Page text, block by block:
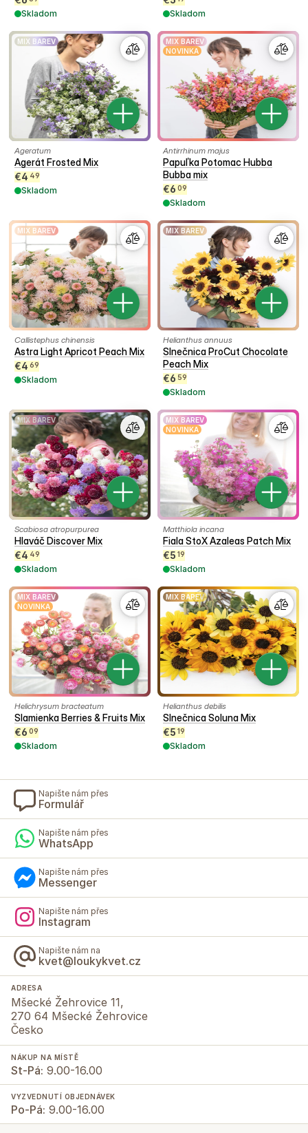
Skladom Skladom
MIX BAREV
Ageratum
Agerát Frosted Mix
€4 49
Skladom
MIX BAREV
NOVINKA
Antirrhinum majus
Papuľka Potomac Hubba
Bubba mix
€6 09
Skladom
MIX BAREV
Callistephus chinensis
Astra Light Apricot Peach Mix
€4 69
Skladom
MIX BAREV
Helianthus annuus
Slnečnica ProCut Chocolate
Peach Mix
€6 59
Skladom
MIX BAREV
Scabiosa atropurpurea
Hlaváč Discover Mix
€4 49
Skladom
MIX BAREV
NOVINKA
Matthiola incana
Fiala StoX Azaleas Patch Mix
€5 19
Skladom
MIX BAREV
NOVINKA
Helichrysum bracteatum
Slamienka Berries & Fruits Mix
€6 09
Skladom
MIX BAREV
Helianthus debilis
Slnečnica Soluna Mix
€5 19
Skladom
Napište nám přes
Formulář
Napište nám přes
WhatsApp
Napište nám přes
Messenger
Napište nám přes
Instagram
Napište nám na
kvet@loukykvet.cz
ADRESA
Mšecké Žehrovice 11,
270 64 Mšecké Žehrovice
Česko
NÁKUP NA MÍSTĚ
St-Pá: 9.00-16.00
VYZVEDNUTÍ OBJEDNÁVEK
Po-Pá: 9.00-16.00